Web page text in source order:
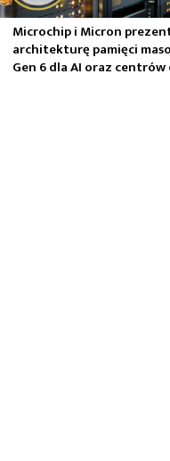
Microchip i Micron
architekturę pamięci
Gen 6 dla AI oraz